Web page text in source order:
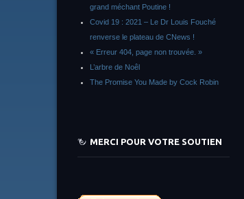
grand méchant Poutine !
Covid 19 : 2021 – Le Dr Louis Fouché
renverse le plateau de CNews !
« Erreur 404, page non trouvée. »
L’arbre de Noêl
The Promise You Made by Cock Robin
MERCI POUR VOTRE SOUTIEN